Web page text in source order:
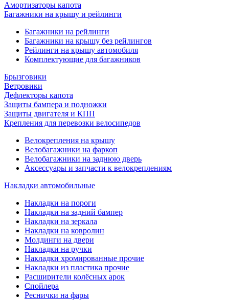
Амортизаторы капота
Багажники на крышу и рейлинги
Багажники на рейлинги
Багажники на крышу без рейлингов
Рейлинги на крышу автомобиля
Комплектующие для багажников
Брызговики
Ветровики
Дефлекторы капота
Защиты бампера и подножки
Защиты двигателя и КПП
Крепления для перевозки велосипедов
Велокрепления на крышу
Велобагажники на фаркоп
Велобагажники на заднюю дверь
Аксессуары и запчасти к велокреплениям
Накладки автомобильные
Накладки на пороги
Накладки на задний бампер
Накладки на зеркала
Накладки на ковролин
Молдинги на двери
Накладки на ручки
Накладки хромированные прочие
Накладки из пластика прочие
Расширители колёсных арок
Спойлера
Реснички на фары